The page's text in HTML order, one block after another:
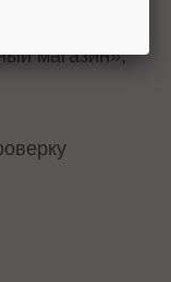
магазин»,